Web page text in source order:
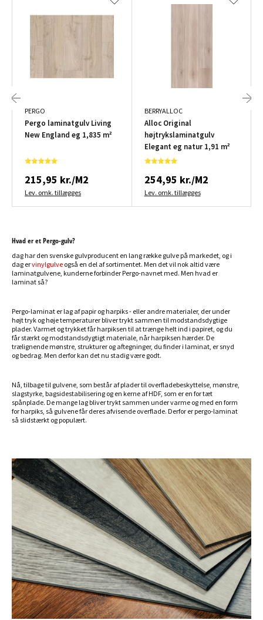
PERGO
Pergo laminatgulv Living
New England eg 1,835 m²
215,95 kr./M2
Lev. omk. tillægges
BERRYALLOC
Alloc Original
højtrykslaminatgulv
Elegant eg natur 1,91 m²
254,95 kr./M2
Lev. omk. tillægges
Hvad er et Pergo-gulv?
dag har den svenske gulvproducent en lang række gulve på markedet, og i
dag ervinylgulve også en del af sortimentet. Men det vil nok altid være
laminatgulvene, kunderne forbinder Pergo-navnet med. Men hvad er
laminat så?
Pergo-laminat er lag af papir og harpiks - eller andre materialer, der under
højt tryk og høje temperaturer bliver trykt sammen til modstandsdygtige
plader. Varmet og trykket får harpiksen til at trænge helt ind i papiret, og du
får stærkt og modstandsdygtigt materiale, når harpiksen hærder. De
trælignende mønstre, strukturer og aftegninger, du finder i laminat, er snyd
og bedrag. Men derfor kan det nu stadig være godt.
Nå, tilbage til gulvene, som består af plader til overfladebeskyttelse, mønstre,
slagstyrke, bagsidestabilisering og en kerne af HDF, som er en for tæt
spånplade. De mange lag bliver trykt sammen under varme og med en form
for harpiks, så gulvene får deres afvisende overflade. Derfor er pergo-laminat
så slidstærkt og populært.